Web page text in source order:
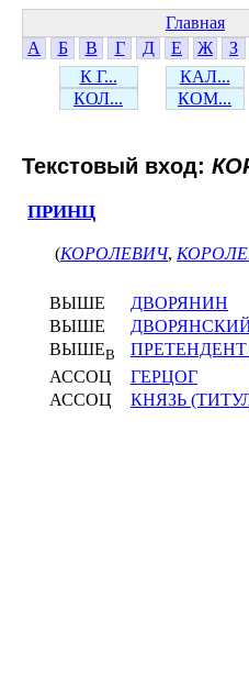
Главная
А
Б В Г Д Е Ж З
К Г...
КАЛ...
КОЛ...
КОМ...
Текстовый вход:
ПРИНЦ
(КОРОЛЕВИЧ,
ВЫШЕ
ДВОРЯНИН
ВЫШЕ
ВЫШЕВ
АССОЦ
ГЕРЦОГ
АССОЦ
КНЯЗЬ